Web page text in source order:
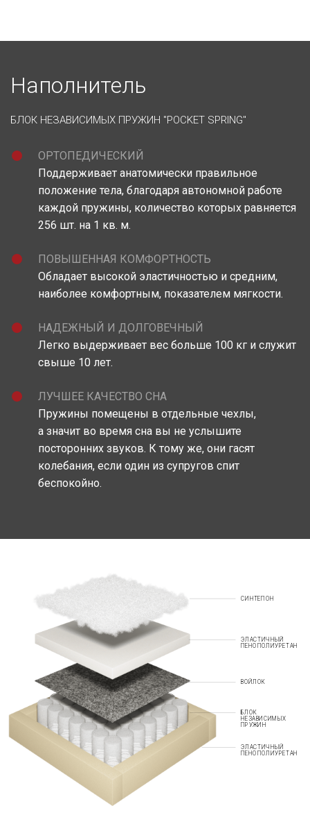
Наполнитель
БЛОК НЕЗАВИСИМЫХ ПРУЖИН "POCKET SPRING"
ОРТОПЕДИЧЕСКИЙ
Поддерживает анатомически правильное
положение тела, благодаря автономной работе
каждой пружины, количество которых равняется
256 шт. на 1 кв. м.
ПОВЫШЕННАЯ КОМФОРТНОСТЬ
Обладает высокой эластичностью и средним,
наиболее комфортным, показателем мягкости.
НАДЕЖНЫЙ И ДОЛГОВЕЧНЫЙ
Легко выдерживает вес больше 100 кг и служит
свыше 10 лет.
ЛУЧШЕЕ КАЧЕСТВО СНА
Пружины помещены в отдельные чехлы,
а значит во время сна вы не услышите
посторонних звуков. К тому же, они гасят
колебания, если один из супругов спит
беспокойно.
СИНТЕПОН
ЭЛАСТИЧНЫЙ
ПЕНОПОЛИУРЕТАН
ВОЙЛОК
БЛОК
НЕЗАВИСИМЫХ
ПРУЖИН
ЭЛАСТИЧНЫЙ
ПЕНОПОЛИУРЕТАН